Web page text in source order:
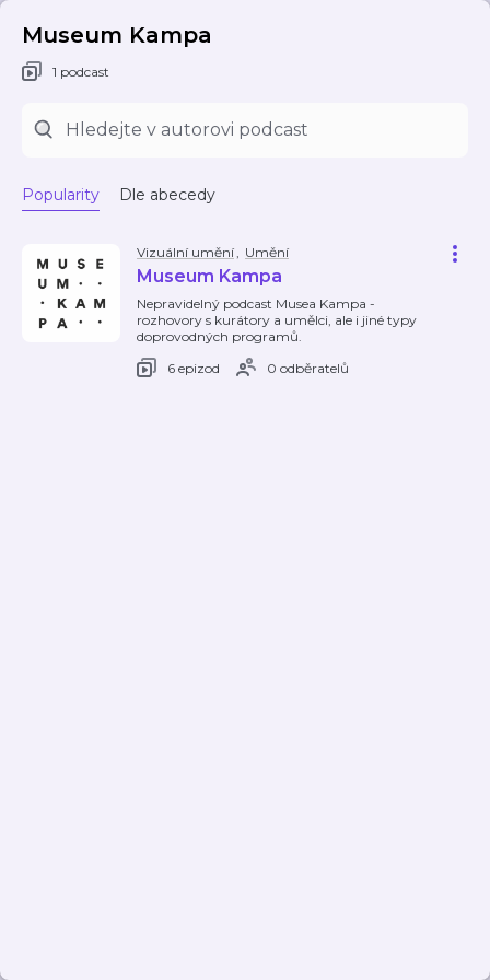
Museum Kampa
1 podcast
Popularity Dle abecedy
Vizuální umění, Umění
Museum Kampa
Nepravidelný podcast Musea Kampa -
rozhovory s kurátory a umělci, ale i jiné typy
doprovodných programů.
6 epizod
0 odběratelů